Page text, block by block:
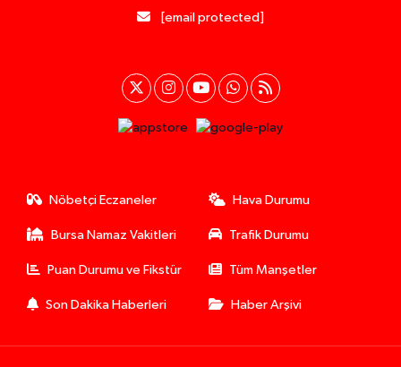
[email protected]
Nöbetçi Eczaneler Hava Durumu
Bursa Namaz Vakitleri Trafik Durumu
Puan Durumu ve Fikstür Tüm Manşetler
Son Dakika Haberleri Haber Arşivi